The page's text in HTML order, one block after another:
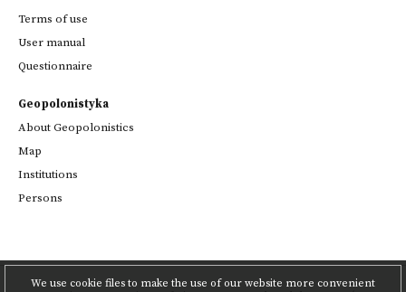
We use cookie files to make the use of our website more convenient
Terms of use
User manual
Questionnaire
Geopolonistyka
About Geopolonistics
Map
Institutions
Persons